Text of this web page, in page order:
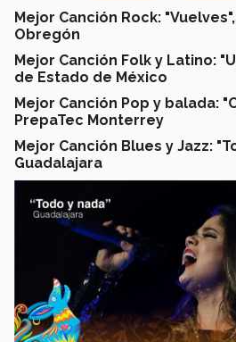
Mejor Canción Rock:
Obregón
Mejor Canción Folk y Latino:
de Estado de México
Mejor Canción Pop y balada:
PrepaTec Monterrey
Mejor Canción Blues y Jazz:
Guadalajara